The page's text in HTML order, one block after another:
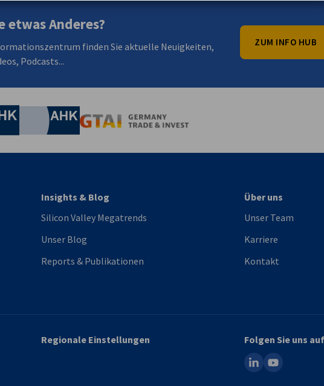
etwas Anderes?
finden Sie aktuelle Neuigkeiten,
Podcasts...
ZUM INFO HUB
Industrie- und Handelskammer
Industrie- und Handelskammer
AHK.de
Insights & Blog
Silicon Valley Megatrends
Unser Blog
Reports & Publikationen
Über uns
Unser Team
Karriere
Kontakt
Regionale Einstellungen
Folgen Sie uns auf
linkedinyoutube